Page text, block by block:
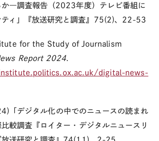
か―調査報告（2023年度）テレビ番組に
ィ」『放送研究と調査』 75(2)、 22-53
for the Study of Journalism
Report 2024
digital-news-
「デジタル化の中でのニュースの読まれ
比較調査『ロイター・デジタルニュースリ